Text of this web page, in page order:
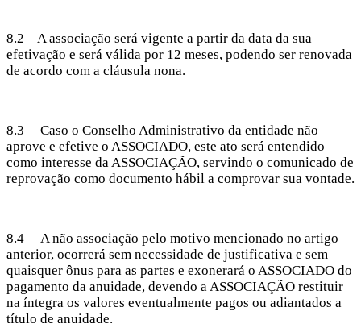
8.2 A associação será vigente a partir da data da sua
efetivação e será válida por 12 meses, podendo ser renovada
de acordo com a cláusula nona.
8.3 Caso o Conselho Administrativo da entidade não
aprove e efetive o ASSOCIADO, este ato será entendido
como interesse da ASSOCIAÇÃO, servindo o comunicado de
reprovação como documento hábil a comprovar sua vontade.
8.4 A não associação pelo motivo mencionado no artigo
anterior, ocorrerá sem necessidade de justificativa e sem
quaisquer ônus para as partes e exonerará o ASSOCIADO do
pagamento da anuidade, devendo a ASSOCIAÇÃO restituir
na íntegra os valores eventualmente pagos ou adiantados a
título de anuidade.